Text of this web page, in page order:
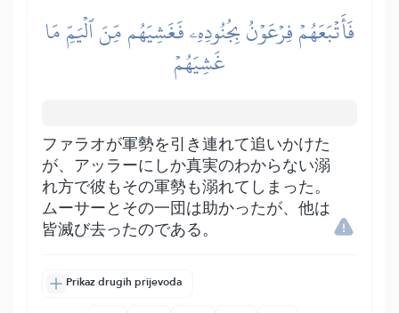
فَأَتۡبَعَهُمۡ فِرۡعَوۡنُ بِجُنُودِهِۦ فَغَشِيَهُم مِّنَ ٱلۡيَمِّ مَا
غَشِيَهُمۡ
ファラオが軍勢を引き連れて追いかけた
が、アッラーにしか真実のわからない溺
れ方で彼もその軍勢も溺れてしまった。
ムーサーとその一団は助かったが、他は
皆滅び去ったのである。
Prikaz drugih prijevoda